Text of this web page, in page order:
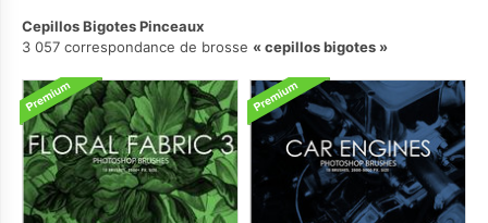
Cepillos Bigotes Pinceaux
3 057 correspondance de brosse
cepillos bigotes